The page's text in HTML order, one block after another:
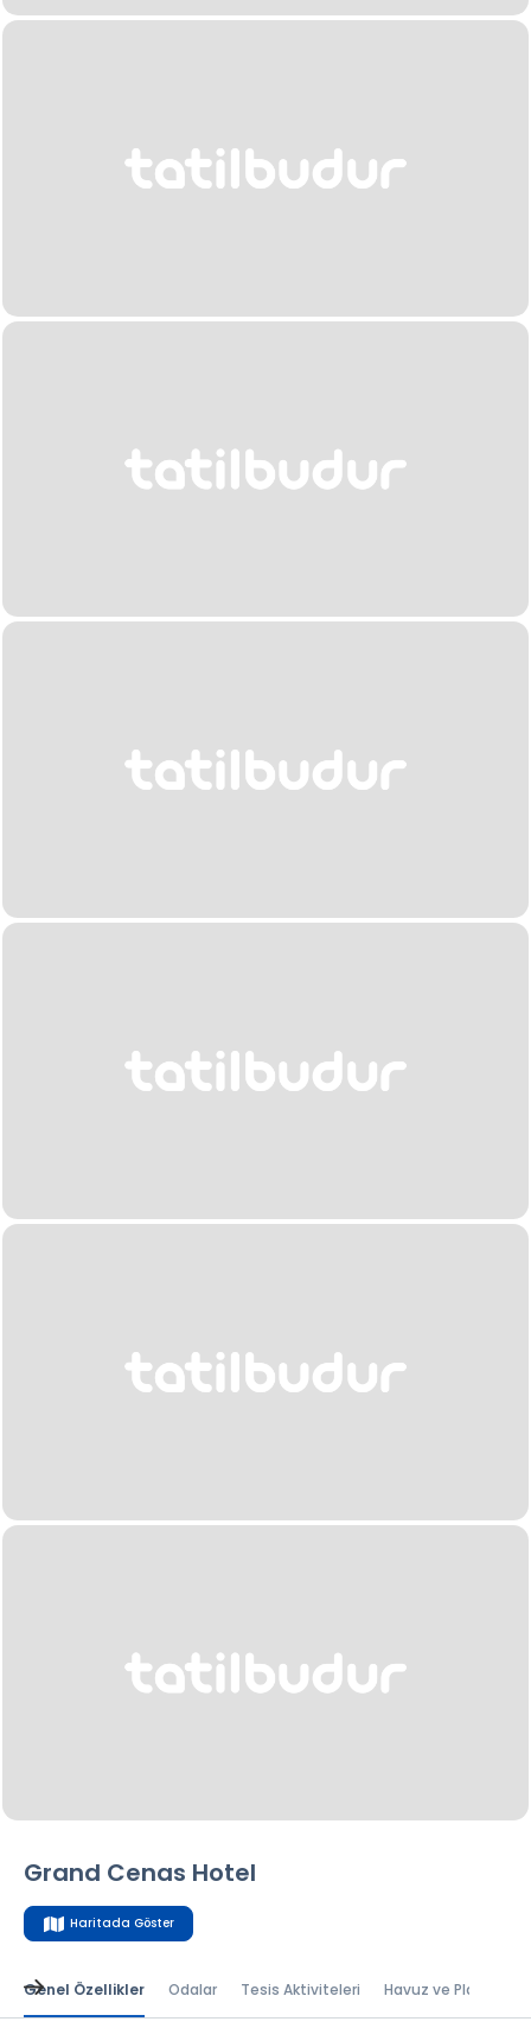
Grand Cenas Hotel
Haritada Göster
Genel Özellikler Odalar Tesis Aktiviteleri Havuz ve Plaj